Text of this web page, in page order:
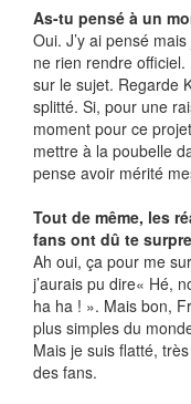
As-tu pensé à un
Oui. J’y ai pensé
ne rien rendre
sur le sujet. Regarde
splitté. Si, pour une
moment pour ce
mettre à la poubelle
pense avoir mérité
Tout de même, les
fans ont dû te
Ah oui, ça pour me
j’aurais pu dire« Hé,
ha ha ! ». Mais bon,
plus simples du
Mais je suis flatté,
des fans.